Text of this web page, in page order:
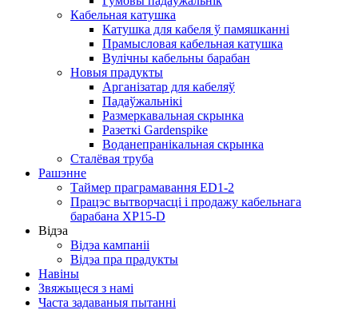
Кабельная катушка
Катушка для кабеля ў памяшканні
Прамысловая кабельная катушка
Вулічны кабельны барабан
Новыя прадукты
Арганізатар для кабеляў
Падаўжальнікі
Размеркавальная скрынка
Разеткі Gardenspike
Воданепранікальная скрынка
Сталёвая труба
Рашэнне
Таймер праграмавання ED1-2
Працэс вытворчасці і продажу кабельнага
барабана XP15-D
Відэа
Відэа кампаніі
Відэа пра прадукты
Навіны
Звяжыцеся з намі
Часта задаваныя пытанні